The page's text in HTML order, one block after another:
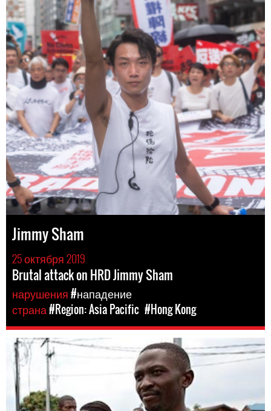
Jimmy Sham
25 октября 2019
Brutal attack on HRD Jimmy Sham
нарушения#нападение
страна#Region: Asia Pacific #Hong Kong